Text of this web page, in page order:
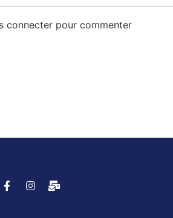
connecter pour commenter